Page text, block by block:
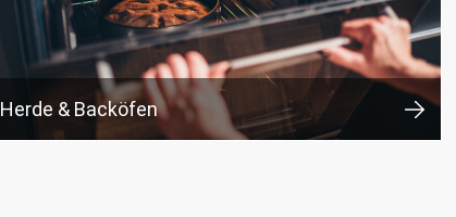
Herde & Backöfen